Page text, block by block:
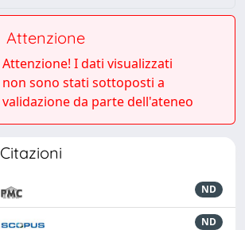
Attenzione
Attenzione! I dati visualizzati
non sono stati sottoposti a
validazione da parte dell'ateneo
Citazioni
ND
ND